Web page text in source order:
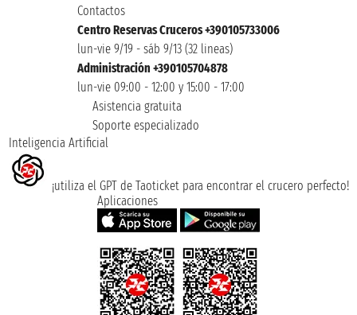
Contactos
Centro Reservas Cruceros +390105733006
lun-vie 9/19 - sáb 9/13 (32 lineas)
Administración +390105704878
lun-vie 09:00 - 12:00 y 15:00 - 17:00
Asistencia gratuita
Soporte especializado
Inteligencia Artificial
¡utiliza el GPT de Taoticket para encontrar el crucero perfecto!
Aplicaciones